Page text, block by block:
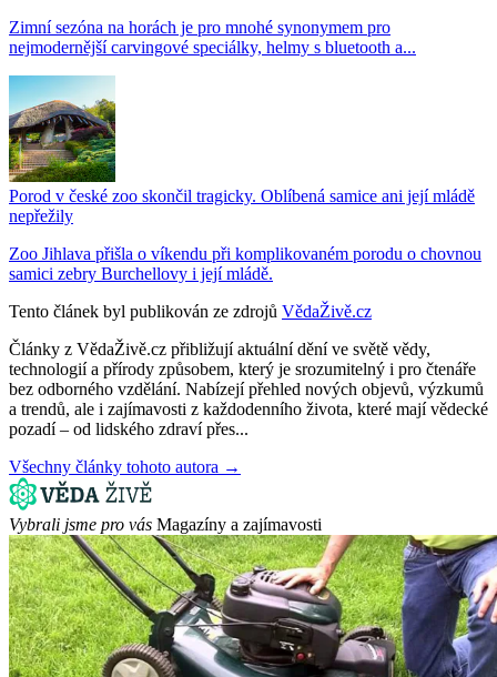
Zimní sezóna na horách je pro mnohé synonymem pro
nejmodernější carvingové speciálky, helmy s bluetooth a...
Porod v české zoo skončil tragicky. Oblíbená samice ani její mládě
nepřežily
Zoo Jihlava přišla o víkendu při komplikovaném porodu o chovnou
samici zebry Burchellovy i její mládě.
Tento článek byl publikován ze zdrojů VědaŽivě.cz
Články z VědaŽivě.cz přibližují aktuální dění ve světě vědy,
technologií a přírody způsobem, který je srozumitelný i pro čtenáře
bez odborného vzdělání. Nabízejí přehled nových objevů, výzkumů
a trendů, ale i zajímavosti z každodenního života, které mají vědecké
pozadí – od lidského zdraví přes...
Všechny články tohoto autora →
Vybrali jsme pro vás Magazíny a zajímavosti